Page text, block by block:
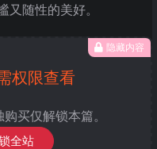
随性的美好。
隐藏内容
权限查看
买仅解锁本篇。
全站